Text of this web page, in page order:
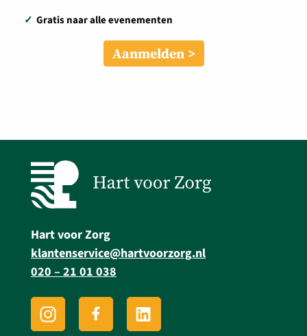
✓ Gratis naar alle evenementen
Aanmelden
Hart voor Zorg
klantenservice@hartvoorzorg.nl
020 – 21 01 038